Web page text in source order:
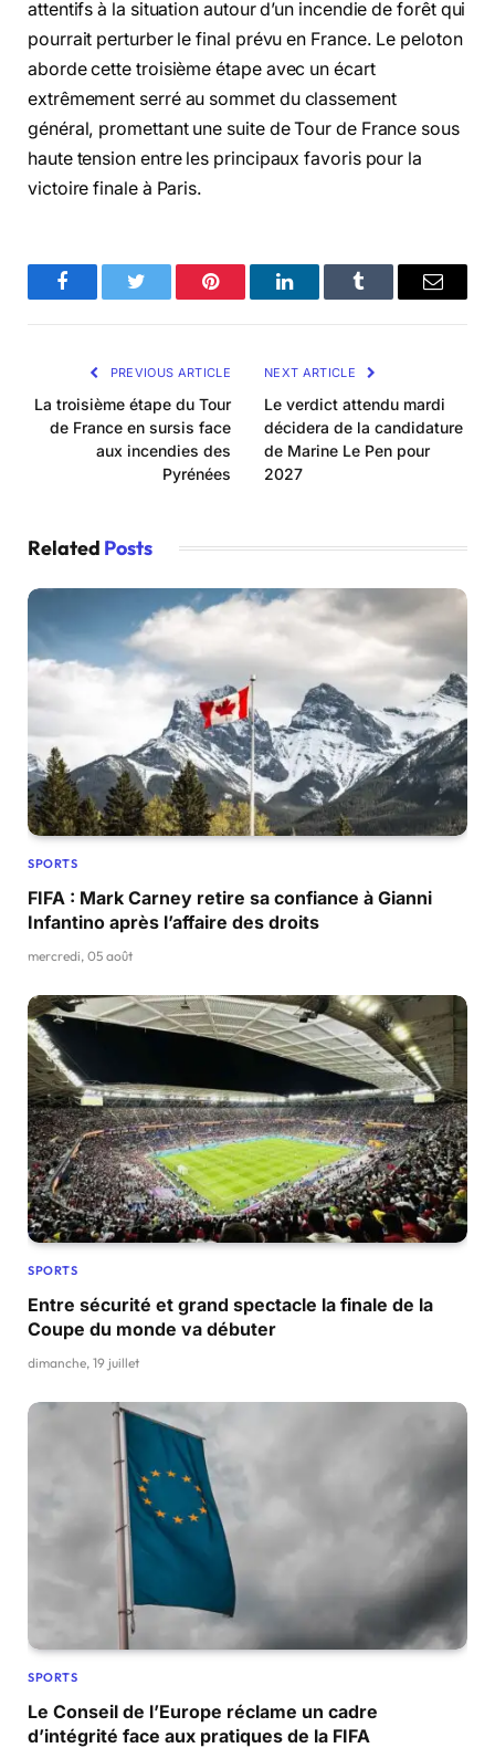
attentifs à la situation autour d’un incendie de forêt qui
pourrait perturber le final prévu en France. Le peloton
aborde cette troisième étape avec un écart
extrêmement serré au sommet du classement
général, promettant une suite de Tour de France sous
haute tension entre les principaux favoris pour la
victoire finale à Paris.
FacebookTwitter Pinterest LinkedInTumblr Email
PREVIOUS ARTICLE
La troisième étape du Tour
de France en sursis face
aux incendies des
Pyrénées
NEXT ARTICLE
Le verdict attendu mardi
décidera de la candidature
de Marine Le Pen pour
2027
Related Posts
SPORTS
FIFA : Mark Carney retire sa confiance à Gianni
Infantino après l’affaire des droits
mercredi, 05 août
SPORTS
Entre sécurité et grand spectacle la finale de la
Coupe du monde va débuter
dimanche, 19 juillet
SPORTS
Le Conseil de l’Europe réclame un cadre
d’intégrité face aux pratiques de la FIFA